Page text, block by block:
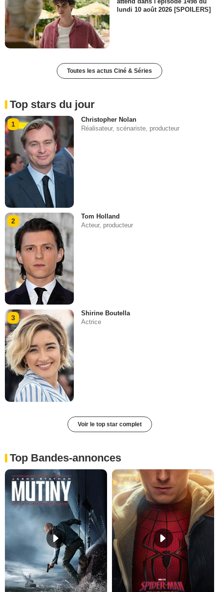
attend dans l'épisode 1498 du
lundi 10 août 2026 [SPOILERS]
Toutes les actus Ciné & Séries
Top stars du jour
1
Christopher Nolan
Réalisateur, scénariste, producteur
2
Tom Holland
Acteur, producteur
3
Shirine Boutella
Actrice
Voir le top star complet
Top Bandes-annonces